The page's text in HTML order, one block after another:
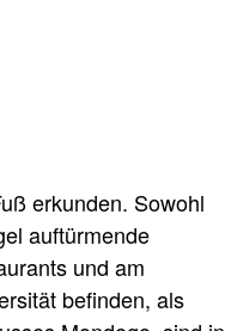
erkunden. Sowohl
auftürmende
und am
befinden, als